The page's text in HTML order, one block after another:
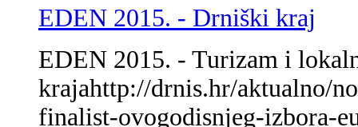
EDEN 2015. - Drniški kraj
EDEN 2015. - Turizam i
krajahttp://drnis.hr/aktualno/
finalist-ovogodisnjeg-izbora-